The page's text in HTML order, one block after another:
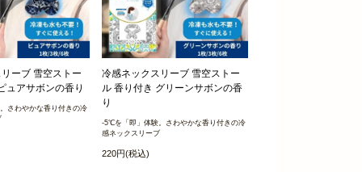
ーブ 雪空ストー
ュアサボンの香り
さわやかな香り付きの冷
冷感ネックスリーブ 雪空ストー
ル 香り付き グリーンサボンの香
り
-5℃を「即」体験。さわやかな香り付きの冷
感ネックスリーブ
220円(税込)